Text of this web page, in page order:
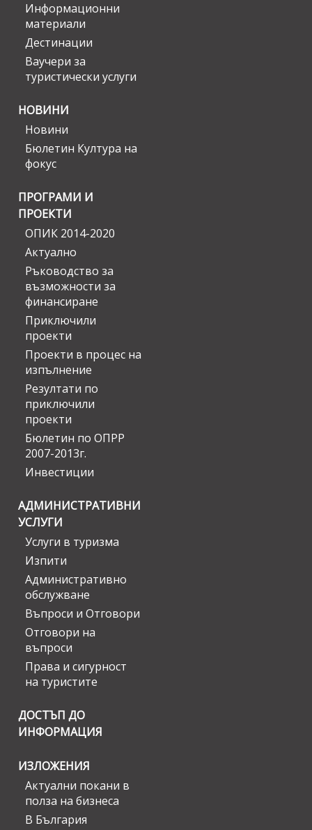
Информационни
материали
Дестинации
Ваучери за
туристически услуги
НОВИНИ
Новини
Бюлетин Култура на
фокус
ПРОГРАМИ И
ПРОЕКТИ
ОПИК 2014-2020
Актуално
Ръководство за
възможности за
финансиране
Приключили
проекти
Проекти в процес на
изпълнение
Резултати по
приключили
проекти
Бюлетин по ОПРР
2007-2013г.
Инвестиции
АДМИНИСТРАТИВНИ
УСЛУГИ
Услуги в туризма
Изпити
Административно
обслужване
Въпроси и Отговори
Отговори на
въпроси
Права и сигурност
на туристите
ДОСТЪП ДО
ИНФОРМАЦИЯ
ИЗЛОЖЕНИЯ
Актуални покани в
полза на бизнеса
В България